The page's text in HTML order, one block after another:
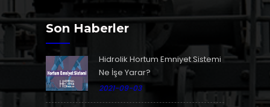
Son Haberler
Hidrolik Hortum Emniyet Sistemi
Ne İşe Yarar?
2021-09-03